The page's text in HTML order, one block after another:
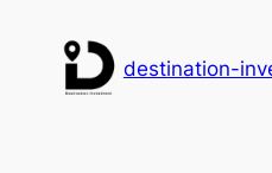
content
destination-